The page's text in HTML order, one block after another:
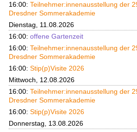
16:00: Teilnehmer:innenausstellung der
Dresdner Sommerakademie
Dienstag, 11.08.2026
16:00: offene Gartenzeit
16:00: Teilnehmer:innenausstellung der
Dresdner Sommerakademie
16:00: Stip(p)Visite 2026
Mittwoch, 12.08.2026
16:00: Teilnehmer:innenausstellung der
Dresdner Sommerakademie
16:00: Stip(p)Visite 2026
Donnerstag, 13.08.2026